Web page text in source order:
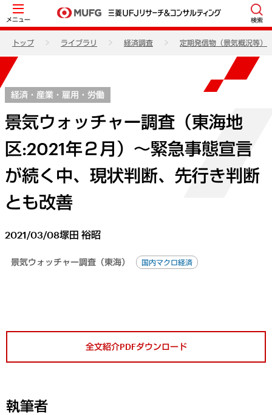
メニュー 検索
トップ ライブラリ 経済調査 定期発信物（景気概況等）
経済・産業・雇用・労働
景気ウォッチャー調査（東海地
区:2021年２月）～緊急事態宣言
が続く中、現状判断、先行き判断
とも改善
2021/03/08塚田 裕昭
景気ウォッチャー調査（東海） 国内マクロ経済
全文紹介PDFダウンロード
執筆者